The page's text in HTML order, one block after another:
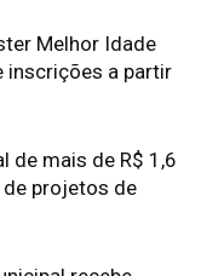
Melhor Idade
inscrições a partir
de mais de R$ 1,6
projetos de